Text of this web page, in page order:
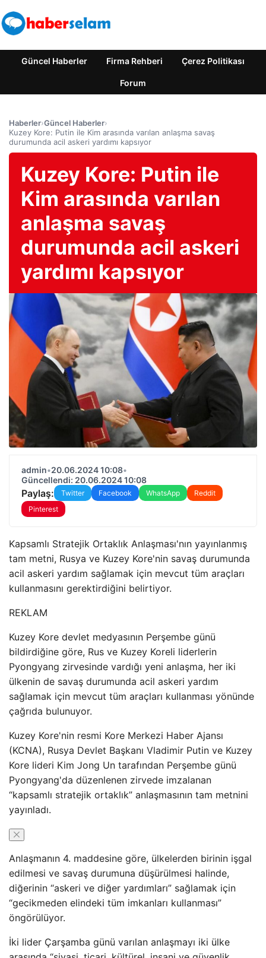
Güncel Haberler Firma Rehberi Çerez Politikası
Forum
Haberler›Güncel Haberler›
Kuzey Kore: Putin ile Kim arasında varılan anlaşma savaş
durumunda acil askeri yardımı kapsıyor
Kuzey Kore: Putin ile
Kim arasında varılan
anlaşma savaş
durumunda acil askeri
yardımı kapsıyor
admin•20.06.2024 10:08•
Güncellendi: 20.06.2024 10:08
Paylaş: Twitter Facebook WhatsApp
Reddit
Pinterest
Kapsamlı Stratejik Ortaklık Anlaşması'nın yayınlanmış
tam metni, Rusya ve Kuzey Kore'nin savaş durumunda
acil askeri yardım sağlamak için mevcut tüm araçları
kullanmasını gerektirdiğini belirtiyor.
REKLAM
Kuzey Kore devlet medyasının Perşembe günü
bildirdiğine göre, Rus ve Kuzey Koreli liderlerin
Pyongyang zirvesinde vardığı yeni anlaşma, her iki
ülkenin de savaş durumunda acil askeri yardım
sağlamak için mevcut tüm araçları kullanması yönünde
çağrıda bulunuyor.
Kuzey Kore'nin resmi Kore Merkezi Haber Ajansı
(KCNA), Rusya Devlet Başkanı Vladimir Putin ve Kuzey
Kore lideri Kim Jong Un tarafından Perşembe günü
Pyongyang'da düzenlenen zirvede imzalanan
“kapsamlı stratejik ortaklık” anlaşmasının tam metnini
yayınladı.
Anlaşmanın 4. maddesine göre, ülkelerden birinin işgal
edilmesi ve savaş durumuna düşürülmesi halinde,
diğerinin “askeri ve diğer yardımları” sağlamak için
“gecikmeden elindeki tüm imkanları kullanması”
öngörülüyor.
İki lider Çarşamba günü varılan anlaşmayı iki ülke